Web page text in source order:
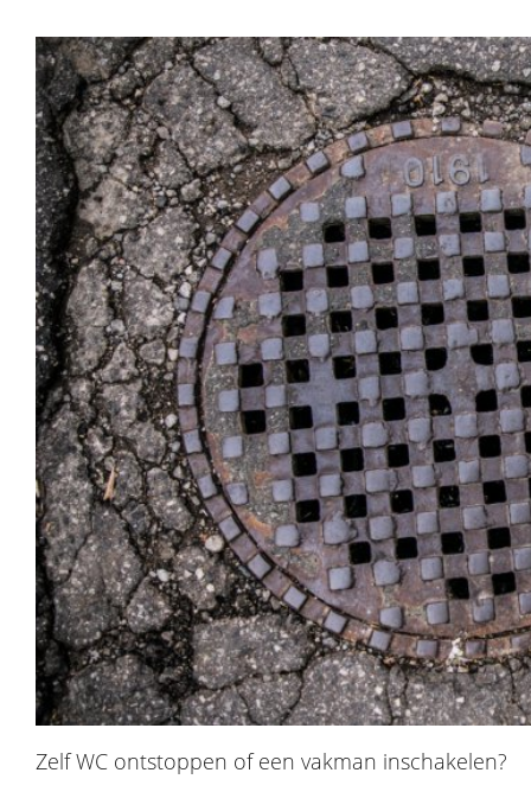
Zelf WC ontstoppen of een vakman inschakelen?